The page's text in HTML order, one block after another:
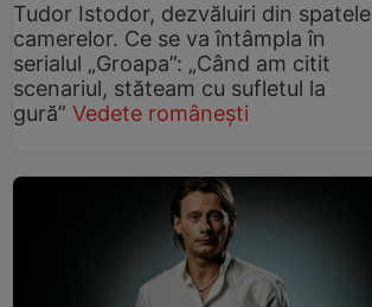
Tudor Istodor, dezvăluiri din spatele
camerelor. Ce se va întâmpla în
serialul „Groapa”: „Când am citit
scenariul, stăteam cu sufletul la
gură” Vedete românești